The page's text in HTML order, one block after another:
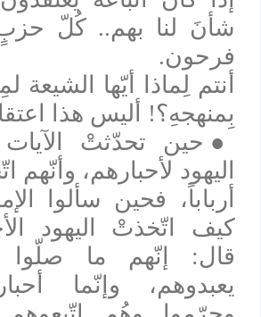
شأنَ لنا بهم.. كُلّ حزبٍ
فرحون.
أنتم لِماذا أيّها الشيعة
بِمنهجهِ؟! أليس هذا
●حين تحدّثتْ
اليهود لأحبارهم، وأنّهم
أرباباً، فحين سألوا
كيف اتّخذتْ اليهود
قال: إنّهم ما صلّوا
يعبدوهم، وإنّما